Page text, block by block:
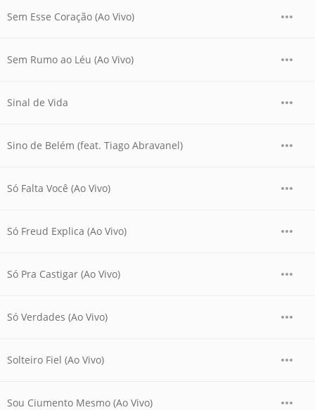
Sem Esse Coração (Ao Vivo)
Sem Rumo ao Léu (Ao Vivo)
Sinal de Vida
Sino de Belém (feat. Tiago Abravanel)
Só Falta Você (Ao Vivo)
Só Freud Explica (Ao Vivo)
Só Pra Castigar (Ao Vivo)
Só Verdades (Ao Vivo)
Solteiro Fiel (Ao Vivo)
Sou Ciumento Mesmo (Ao Vivo)